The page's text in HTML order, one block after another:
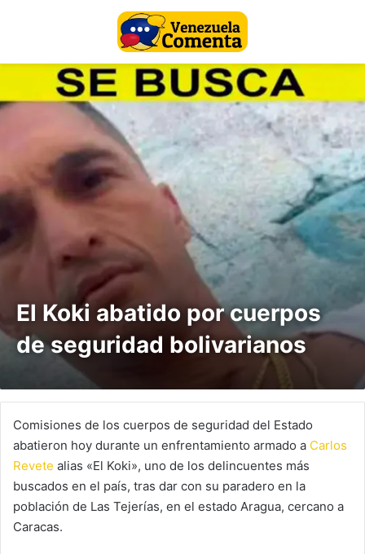
El Koki abatido por cuerpos
de seguridad bolivarianos
Comisiones de los cuerpos de seguridad del Estado
abatieron hoy durante un enfrentamiento armado a Carlos
Revete alias «El Koki», uno de los delincuentes más
buscados en el país, tras dar con su paradero en la
población de Las Tejerías, en el estado Aragua, cercano a
Caracas.